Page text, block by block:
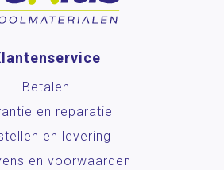
Betalen
en reparatie
en levering
en voorwaarden